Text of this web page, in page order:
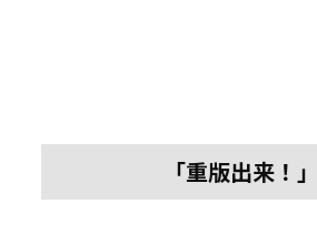
「重版出来！